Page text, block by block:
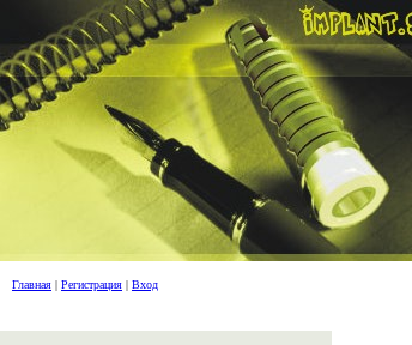
Главная | Регистрация | Вход